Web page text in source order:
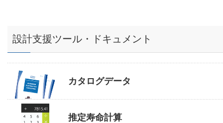
設計支援ツール・ドキュメント
カタログデータ
推定寿命計算